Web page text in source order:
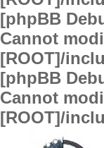
[phpBB
Cannot
[ROOT]/
[phpBB
Cannot
[ROOT]/